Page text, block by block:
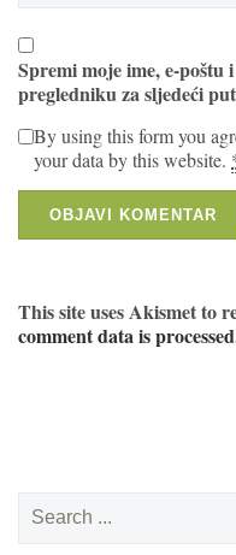
Spremi moje ime, e-poštu
pregledniku za sljedeći
By using this form you
your data by this website.
This site uses Akismet to
comment data is
for: